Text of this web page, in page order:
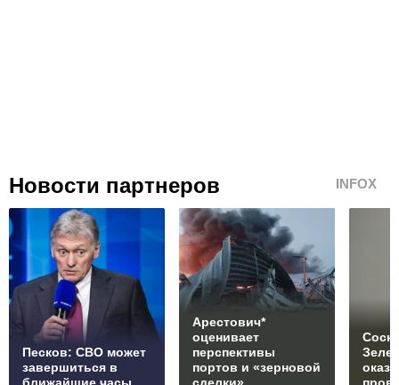
Новости партнеров INFOX
Песков: СВО может
завершиться в
Арестович*
оценивает
перспективы
портов и «зерновой